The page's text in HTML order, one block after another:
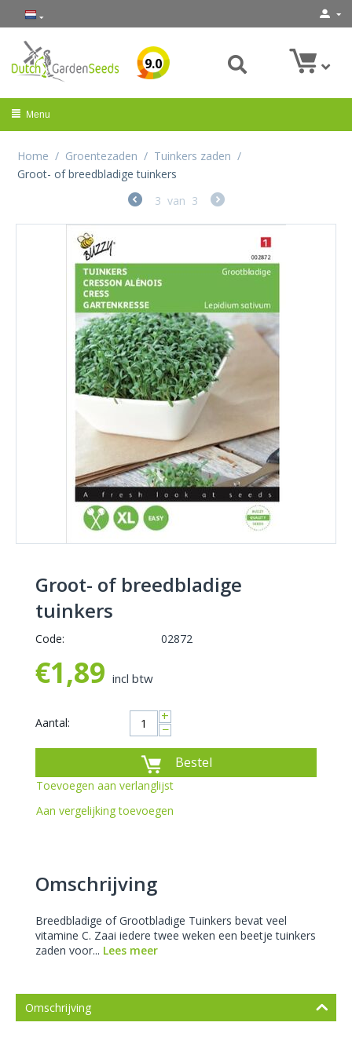
9.0
Menu
Home / Groentezaden / Tuinkers zaden /
Groot- of breedbladige tuinkers
3 van 3
Groot- of breedbladige
tuinkers
Code: 02872
€1,89 incl btw
Aantal: +
−
Bestel
Toevoegen aan verlanglijst
Aan vergelijking toevoegen
Omschrijving
Breedbladige of Grootbladige Tuinkers bevat veel
vitamine C. Zaai iedere twee weken een beetje tuinkers
zaden voor... Lees meer
Omschrijving